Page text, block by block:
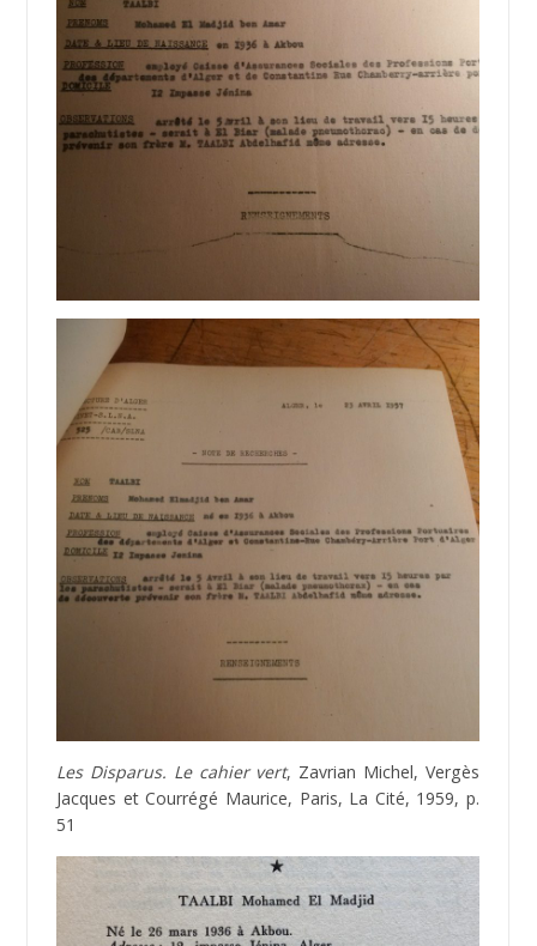
Les Disparus. Le cahier vert, Zavrian Michel, Vergès
Jacques et Courrégé Maurice, Paris, La Cité, 1959, p.
51